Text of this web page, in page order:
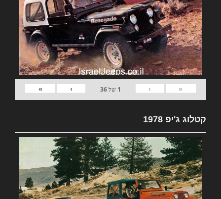
«
‹
1 של36
›
»
קטלוג ג'יפ 1978